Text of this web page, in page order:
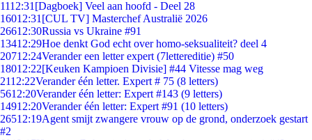
1112:31 [Dagboek] Veel aan hoofd - Deel 28
16012:31 [CUL TV] Masterchef Australië 2026
26612:30Russia vs Ukraine #91
13412:29Hoe denkt God echt over homo-seksualiteit? deel 4
20712:24Verander een letter expert (7lettereditie) #50
18012:22[Keuken Kampioen Divisie] #44 Vitesse mag weg
2112:22Verander één letter. Expert # 75 (8 letters)
5612:20Verander één letter: Expert #143 (9 letters)
14912:20Verander één letter: Expert #91 (10 letters)
26512:19Agent smijt zwangere vrouw op de grond, onderzoek gestart
#2